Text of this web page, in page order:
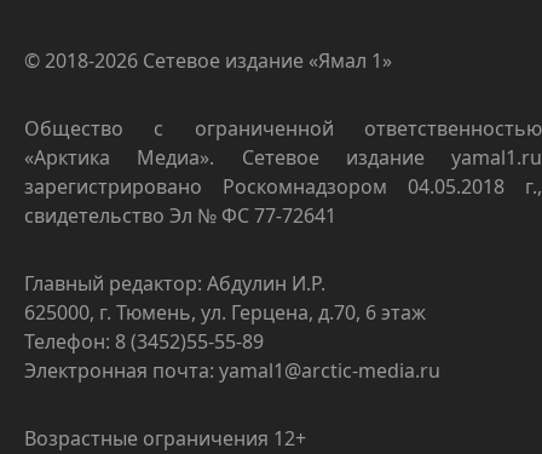
© 2018-2026 Сетевое издание «Ямал 1»
Общество с ограниченной ответственностью
«Арктика Медиа». Сетевое издание yamal1.ru
зарегистрировано Роскомнадзором 04.05.2018 г.,
свидетельство Эл № ФС 77-72641
Главный редактор: Абдулин И.Р.
625000, г. Тюмень, ул. Герцена, д.70, 6 этаж
Телефон: 8 (3452)55-55-89
Электронная почта: yamal1@arctic-media.ru
Возрастные ограничения 12+